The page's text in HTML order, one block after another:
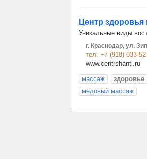
Центр
Уникальные виды
г. Краснодар, ул.
тел: +7 (918) 033-
www.centrshanti.ru
массаж
здоровье
медовый массаж